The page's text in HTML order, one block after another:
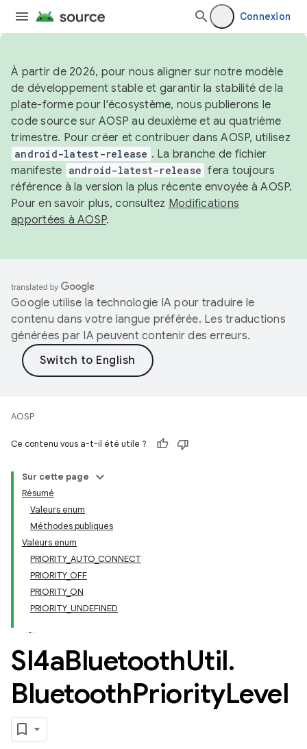
Connexion
À partir de 2026, pour nous aligner sur notre modèle
de développement stable et garantir la stabilité de la
plate-forme pour l'écosystème, nous publierons le
code source sur AOSP au deuxième et au quatrième
trimestre. Pour créer et contribuer dans AOSP, utilisez
android-latest-release . La branche de fichier
manifeste android-latest-release fera toujours
référence à la version la plus récente envoyée à AOSP.
Pour en savoir plus, consultez Modifications
apportées à AOSP.
Google utilise la technologie IA pour traduire le
contenu dans votre langue préférée. Les traductions
générées par IA peuvent contenir des erreurs.
AOSP
Ce contenu vous a-t-il été utile ?
Sur cette page
Résumé
Valeurs enum
Méthodes publiques
Valeurs enum
PRIORITY_AUTO_CONNECT
PRIORITY_OFF
PRIORITY_ON
PRIORITY_UNDEFINED
Sl4aBluetoothUtil.
BluetoothPriorityLevel